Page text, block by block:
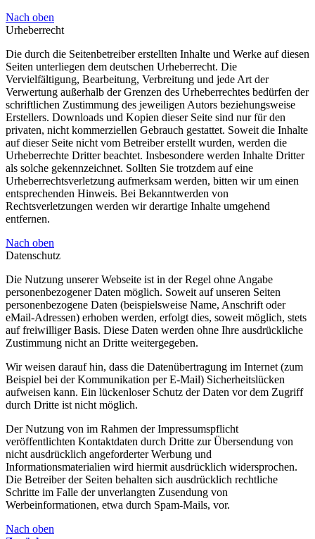
Nach oben
Urheberrecht
Die durch die Seitenbetreiber erstellten Inhalte und Werke auf diesen
Seiten unterliegen dem deutschen Urheberrecht. Die
Vervielfältigung, Bearbeitung, Verbreitung und jede Art der
Verwertung außerhalb der Grenzen des Urheberrechtes bedürfen der
schriftlichen Zustimmung des jeweiligen Autors beziehungsweise
Erstellers. Downloads und Kopien dieser Seite sind nur für den
privaten, nicht kommerziellen Gebrauch gestattet. Soweit die Inhalte
auf dieser Seite nicht vom Betreiber erstellt wurden, werden die
Urheberrechte Dritter beachtet. Insbesondere werden Inhalte Dritter
als solche gekennzeichnet. Sollten Sie trotzdem auf eine
Urheberrechtsverletzung aufmerksam werden, bitten wir um einen
entsprechenden Hinweis. Bei Bekanntwerden von
Rechtsverletzungen werden wir derartige Inhalte umgehend
entfernen.
Nach oben
Datenschutz
Die Nutzung unserer Webseite ist in der Regel ohne Angabe
personenbezogener Daten möglich. Soweit auf unseren Seiten
personenbezogene Daten (beispielsweise Name, Anschrift oder
eMail-Adressen) erhoben werden, erfolgt dies, soweit möglich, stets
auf freiwilliger Basis. Diese Daten werden ohne Ihre ausdrückliche
Zustimmung nicht an Dritte weitergegeben.
Wir weisen darauf hin, dass die Datenübertragung im Internet (zum
Beispiel bei der Kommunikation per E-Mail) Sicherheitslücken
aufweisen kann. Ein lückenloser Schutz der Daten vor dem Zugriff
durch Dritte ist nicht möglich.
Der Nutzung von im Rahmen der Impressumspflicht
veröffentlichten Kontaktdaten durch Dritte zur Übersendung von
nicht ausdrücklich angeforderter Werbung und
Informationsmaterialien wird hiermit ausdrücklich widersprochen.
Die Betreiber der Seiten behalten sich ausdrücklich rechtliche
Schritte im Falle der unverlangten Zusendung von
Werbeinformationen, etwa durch Spam-Mails, vor.
Nach oben